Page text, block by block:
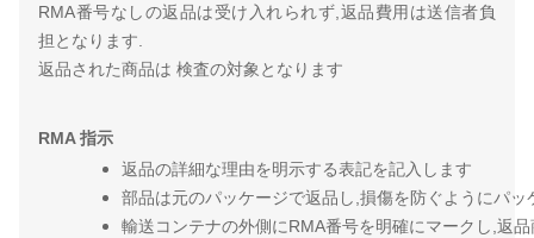
RMA番号なしの返品は受け入れられず,返品費用は送信者負
担となります.
返品された商品は 検査の対象となります
RMA 指示
返品の詳細な理由を明示する表記を記入します
部品は元のパッケージで返品し,損傷を防ぐようにパ
輸送コンテナの外側にRMA番号を明確にマークし,返